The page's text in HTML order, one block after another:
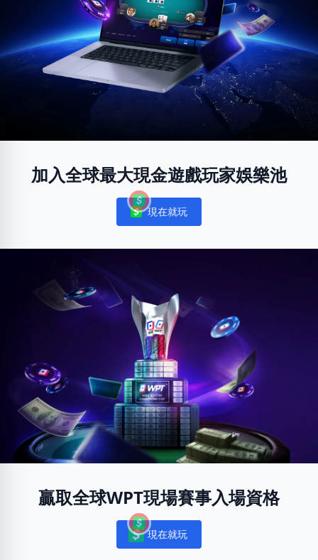
加入全球最大現金遊戲玩家娛樂池
Notifications
現在就玩
贏取全球WPT現場賽事入場資格
Notifications
現在就玩